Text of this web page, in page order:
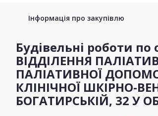
Інформація про закупівлю
Будівельні роботи
ВІДДІЛЕННЯ
ПАЛІАТИВНОЇ
КЛІНІЧНОЇ ШКІРНО-
БОГАТИРСЬКІЙ, 32 У